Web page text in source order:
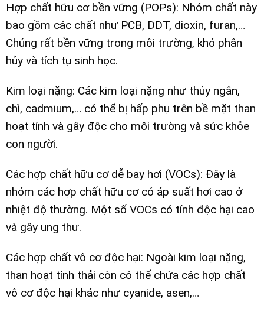
Hợp chất hữu cơ bền vững (POPs): Nhóm chất này
bao gồm các chất như PCB, DDT, dioxin, furan,…
Chúng rất bền vững trong môi trường, khó phân
hủy và tích tụ sinh học.
Kim loại nặng: Các kim loại nặng như thủy ngân,
chì, cadmium,… có thể bị hấp phụ trên bề mặt than
hoạt tính và gây độc cho môi trường và sức khỏe
con người.
Các hợp chất hữu cơ dễ bay hơi (VOCs): Đây là
nhóm các hợp chất hữu cơ có áp suất hơi cao ở
nhiệt độ thường. Một số VOCs có tính độc hại cao
và gây ung thư.
Các hợp chất vô cơ độc hại: Ngoài kim loại nặng,
than hoạt tính thải còn có thể chứa các hợp chất
vô cơ độc hại khác như cyanide, asen,…